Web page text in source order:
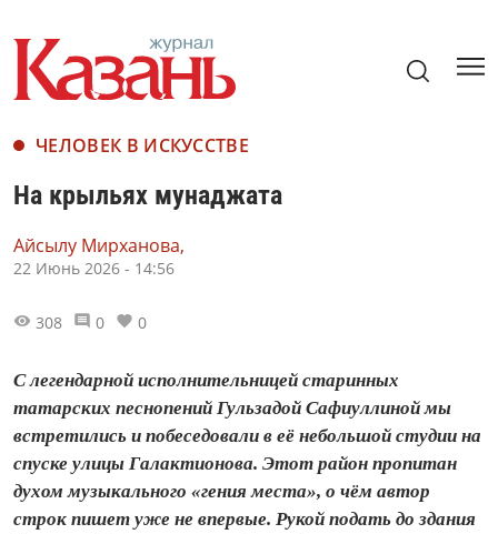
ЧЕЛОВЕК В ИСКУССТВЕ
На крыльях мунаджата
Айсылу Мирханова,
22 Июнь 2026 - 14:56
308 0 0
С легендарной исполнительницей старинных
татарских песнопений Гульзадой Сафиуллиной мы
встретились и побеседовали в её небольшой студии на
спуске улицы Галактионова. Этот район пропитан
духом музыкального «гения места», о чём автор
строк пишет уже не впервые. Рукой подать до здания